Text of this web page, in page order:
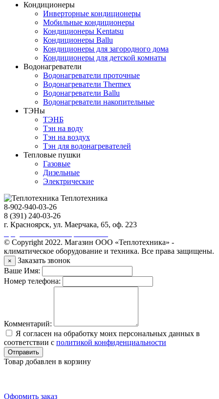
Кондиционеры
Инверторные кондиционеры
Мобильные кондиционеры
Кондиционеры Kentatsu
Кондиционеры Ballu
Кондиционеры для загородного дома
Кондиционеры для детской комнаты
Водонагреватели
Водонагреватели проточные
Водонагреватели Thermex
Водонагреватели Ballu
Водонагреватели накопительные
ТЭНы
ТЭНБ
Тэн на воду
Тэн на воздух
Тэн для водонагревателей
Тепловые пушки
Газовые
Дизельные
Электрические
Теплотехника
8-902-940-03-26
8 (391) 240-03-26
г. Красноярск, ул. Маерчака, 65, оф. 223
© Copyright 2022. Магазин ООО «Теплотехника» -
климатическое оборудование и техника. Все права защищены.
×
Заказать звонок
Ваше Имя:
Номер телефона:
Комментарий:
Я согласен на обработку моих персональных данных в
соответствии с политикой конфиденциальности
Отправить
Товар добавлен в корзину
Оформить заказ